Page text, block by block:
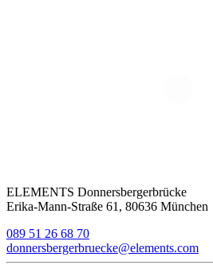
ELEMENTS Donnersbergerbrücke
Erika-Mann-Straße 61, 80636 München
089 51 26 68 70
donnersbergerbruecke@elements.com